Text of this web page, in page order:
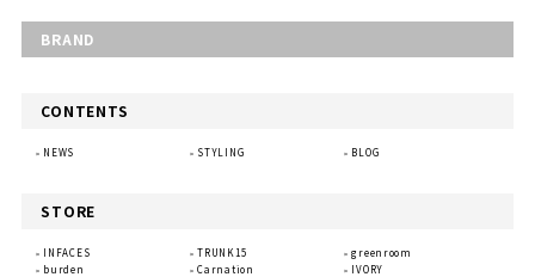
BRAND
CONTENTS
NEWS STYLING BLOG
STORE
INFACES TRUNK15
greenroom
burden
Carnation
IVORY